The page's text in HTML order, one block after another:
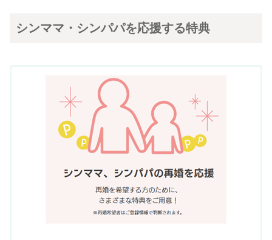
シンママ・シンパパを応援する特典